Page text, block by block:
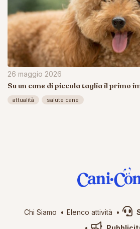
26 maggio 2026
Su un cane di piccola taglia il primo
attualità salute cane
Chi Siamo Elenco attività